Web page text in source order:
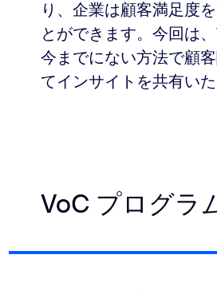
り、企業は顧客満足度
とができます。今回は
今までにない方法で顧
てインサイトを共有いた
VoC プログラ